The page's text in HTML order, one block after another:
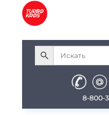
8-800-